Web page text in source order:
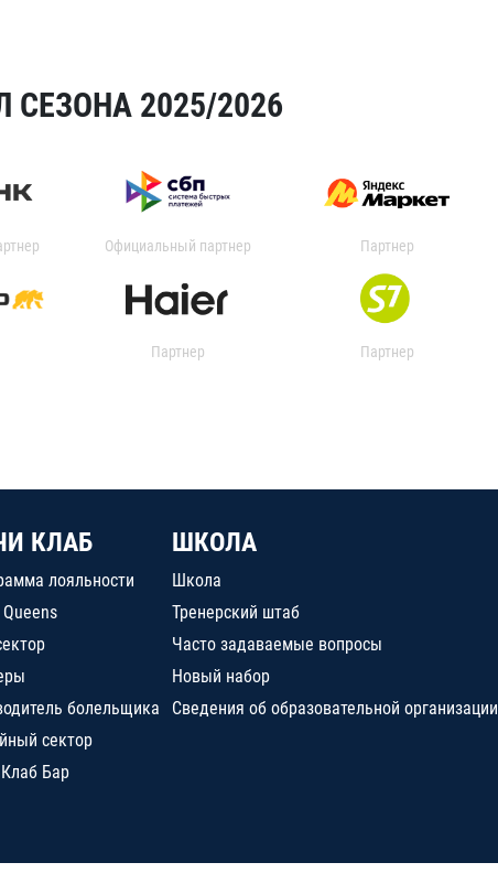
2025/2026
Официальный партнер Партнер
Партнер Партнер
КЛАБ
лояльности
болельщика
сектор
Бар
ШКОЛА
Школа
Тренерский штаб
Часто задаваемые вопросы
Новый набор
Сведения об образовательной организации